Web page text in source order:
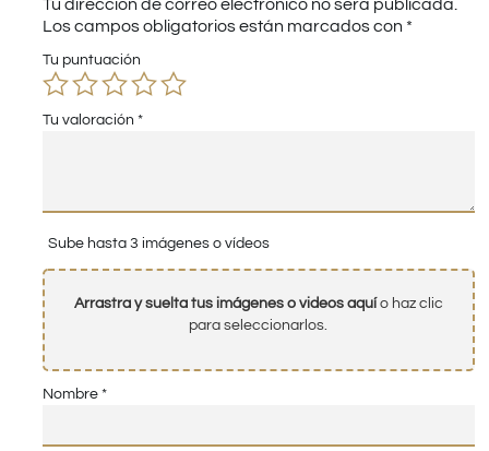
Tu dirección de correo electrónico no será publicada.
Los campos obligatorios están marcados con *
Tu puntuación
Tu valoración *
Sube hasta 3 imágenes o vídeos
Arrastra y suelta tus imágenes o videos aquío haz clic
para seleccionarlos.
Nombre *